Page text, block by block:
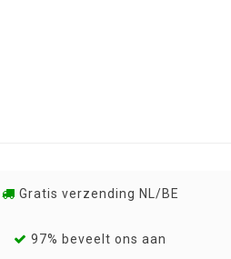
Gratis verzending NL/BE
97% beveelt ons aan